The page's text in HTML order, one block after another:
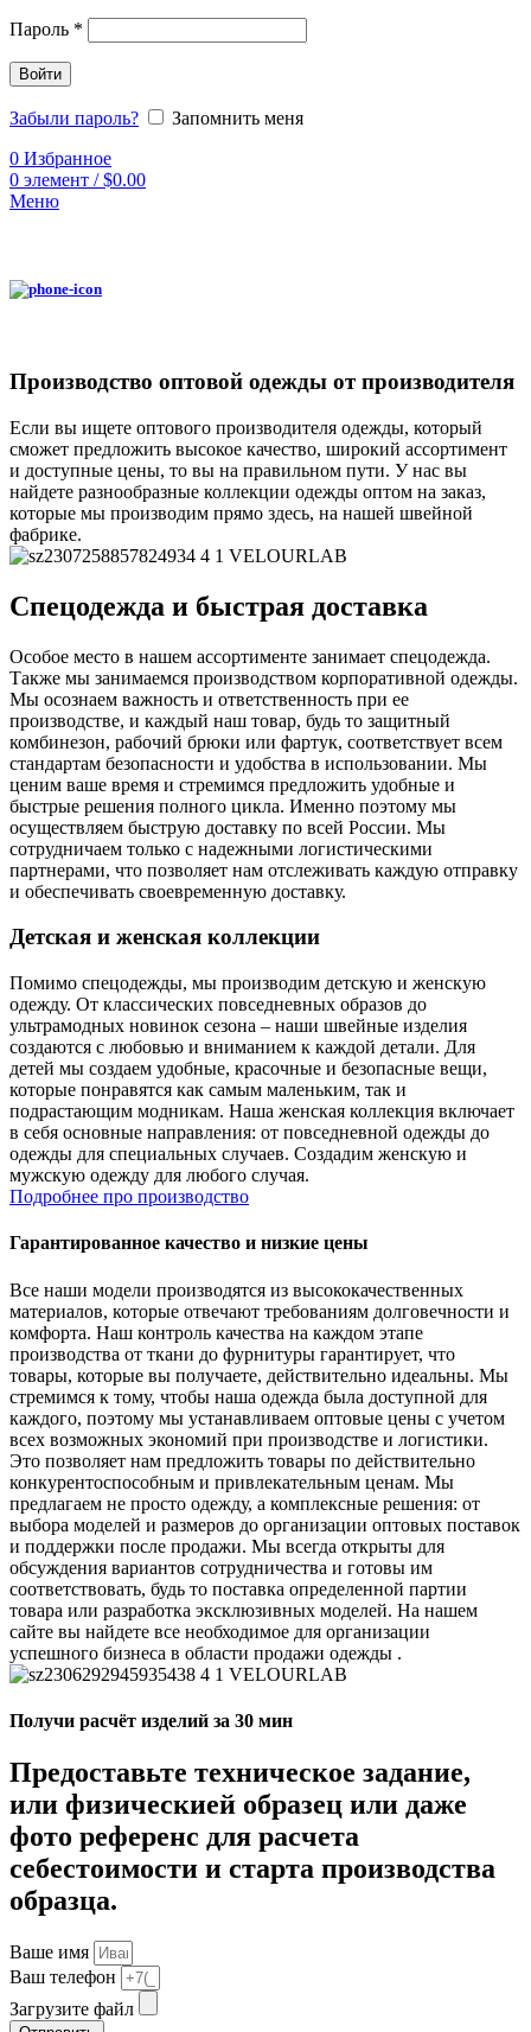
Пароль *
Войти
Забыли пароль?
Запомнить меня
0 Избранное
0 элемент / $0.00
Меню
Производство оптовой одежды от производителя
Если вы ищете оптового производителя одежды, который
сможет предложить высокое качество, широкий ассортимент
и доступные цены, то вы на правильном пути. У нас вы
найдете разнообразные коллекции одежды оптом на заказ,
которые мы производим прямо здесь, на нашей швейной
фабрике.
Спецодежда и быстрая доставка
Особое место в нашем ассортименте занимает спецодежда.
Также мы занимаемся производством корпоративной одежды.
Мы осознаем важность и ответственность при ее
производстве, и каждый наш товар, будь то защитный
комбинезон, рабочий брюки или фартук, соответствует всем
стандартам безопасности и удобства в использовании. Мы
ценим ваше время и стремимся предложить удобные и
быстрые решения полного цикла. Именно поэтому мы
осуществляем быструю доставку по всей России. Мы
сотрудничаем только с надежными логистическими
партнерами, что позволяет нам отслеживать каждую отправку
и обеспечивать своевременную доставку.
Детская и женская коллекции
Помимо спецодежды, мы производим детскую и женскую
одежду. От классических повседневных образов до
ультрамодных новинок сезона – наши швейные изделия
создаются с любовью и вниманием к каждой детали. Для
детей мы создаем удобные, красочные и безопасные вещи,
которые понравятся как самым маленьким, так и
подрастающим модникам. Наша женская коллекция включает
в себя основные направления: от повседневной одежды до
одежды для специальных случаев. Создадим женскую и
мужскую одежду для любого случая.
Подробнее про производство
Гарантированное качество и низкие цены
Все наши модели производятся из высококачественных
материалов, которые отвечают требованиям долговечности и
комфорта. Наш контроль качества на каждом этапе
производства от ткани до фурнитуры гарантирует, что
товары, которые вы получаете, действительно идеальны. Мы
стремимся к тому, чтобы наша одежда была доступной для
каждого, поэтому мы устанавливаем оптовые цены с учетом
всех возможных экономий при производстве и логистики.
Это позволяет нам предложить товары по действительно
конкурентоспособным и привлекательным ценам. Мы
предлагаем не просто одежду, а комплексные решения: от
выбора моделей и размеров до организации оптовых поставок
и поддержки после продажи. Мы всегда открыты для
обсуждения вариантов сотрудничества и готовы им
соответствовать, будь то поставка определенной партии
товара или разработка эксклюзивных моделей. На нашем
сайте вы найдете все необходимое для организации
успешного бизнеса в области продажи одежды .
Получи расчёт изделий за 30 мин
Предоставьте техническое задание,
или физическией образец или даже
фото референс для расчета
себестоимости и старта производства
образца.
Ваше имя
Ваш телефон
Загрузите файл